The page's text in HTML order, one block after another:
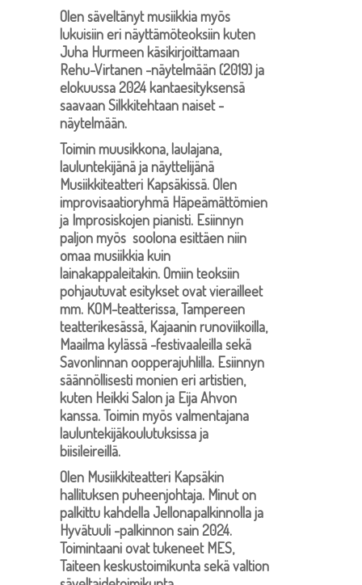
Olen säveltänyt musiikkia myös
lukuisiin eri näyttämöteoksiin kuten
Juha Hurmeen käsikirjoittamaan
Rehu-Virtanen -näytelmään (2019) ja
elokuussa 2024 kantaesityksensä
saavaan Silkkitehtaan naiset -
näytelmään.
Toimin muusikkona, laulajana,
lauluntekijänä ja näyttelijänä
Musiikkiteatteri Kapsäkissä. Olen
improvisaatioryhmä Häpeämättömien
ja Improsiskojen pianisti. Esiinnyn
paljon myös soolona esittäen niin
omaa musiikkia kuin
lainakappaleitakin. Omiin teoksiin
pohjautuvat esitykset ovat vierailleet
mm. KOM-teatterissa, Tampereen
teatterikesässä, Kajaanin runoviikoilla,
Maailma kylässä -festivaaleilla sekä
Savonlinnan oopperajuhlilla. Esiinnyn
säännöllisesti monien eri artistien,
kuten Heikki Salon ja Eija Ahvon
kanssa. Toimin myös valmentajana
lauluntekijäkoulutuksissa ja
biisileireillä.
Olen Musiikkiteatteri Kapsäkin
hallituksen puheenjohtaja. Minut on
palkittu kahdella Jellonapalkinnolla ja
Hyvätuuli -palkinnon sain 2024.
Toimintaani ovat tukeneet MES,
Taiteen keskustoimikunta sekä valtion